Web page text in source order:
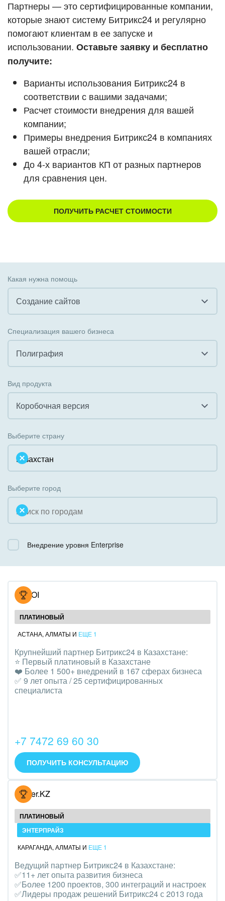
ВХОД
ВХОД
Смотреть видеокейсы
Партнеры — это сертифицированные компании,
которые знают систему Битрикс24 и регулярно
помогают клиентам в ее запуске и
использовании. Оставьте заявку и бесплатно
получите:
Варианты использования Битрикс24 в
соответствии с вашими задачами;
Расчет стоимости внедрения для вашей
компании;
Примеры внедрения Битрикс24 в компаниях
вашей отрасли;
До 4-х вариантов КП от разных партнеров
для сравнения цен.
ПОЛУЧИТЬ РАСЧЕТ СТОИМОСТИ
Какая нужна помощь
Создание сайтов
Внедрение КЭДО
Интеграция с 1С
Организация задач и проектов
Внедрение Бизнес-процессов
Системное администрирование
Интернет-магазин и CRM
Крупные корпоративные внедрения
Внедрение для медицины
Внедрение для гос.организаций
Внедрение онлайн-продаж
Внедрение онлайн-офиса / Интранета
Специализация вашего бизнеса
Полиграфия
Государственные организации
Коммунальные услуги, ЖКХ
Некоммерческие, религиозные организации,
Недвижимость, риэлтерские компании
Образование, наука
Общественно-политические организации
Охрана, безопасность
Промышленность
СМИ, издательства, справочники
Страхование
Строительство, ремонт и благоустройство
Транспорт, Авиация, автобизнес
Трудоустройство
PR, маркетинг, реклама,
АПК и пищевая промышленность
Выставки, семинары, конференции
Горнодобывающая отрасль
Досуг, туризм и отдых
Изготовление памятников и мемориальных
комплексов
Инвестиционный бизнес
Вид продукта
Коробочная версия
Облачный Битрикс24
Коробочная версия
Выберите страну
Выберите город
Внедрение уровня Enterprise
NOVOI
ПЛАТИНОВЫЙ
АСТАНА, АЛМАТЫ И ЕЩЕ 1
Крупнейший партнер Битрикс24 в Казахстане:
⭐️ Первый платиновый в Казахстане
❤️ Более 1 500+ внедрений в 167 сферах бизнеса
✅ 9 лет опыта / 25 сертифицированных
специалиста
+7 7472 69 60 30
ПОЛУЧИТЬ КОНСУЛЬТАЦИЮ
Hoster.KZ
ПЛАТИНОВЫЙ
ЭНТЕРПРАЙЗ
КАРАГАНДА, АЛМАТЫ И ЕЩЕ 1
Ведущий партнер Битрикс24 в Казахстане:
✅11+ лет опыта развития бизнеса
✅Более 1200 проектов, 300 интеграций и настроек
✅Лидеры продаж решений Битрикс24 с 2013 года